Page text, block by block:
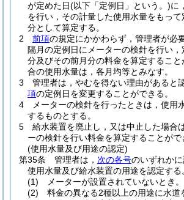
が定めた日(以下「定例日」という。)に
を行い，その計量した使用水量をもって
分として算定する。
2
前項の規定にかかわらず，管理者が必
隔月の定例日にメーターの検針を行い，
分及びその前月分の料金を算定すること
合の使用水量は，各月均等とみなす。
3
管理者は，やむを得ない理由があると
項の定例日を変更することができる。
4
メーターの検針を行ったときは，使用
するものとする。
5
給水装置を廃止し，又は中止した場合
ーの検針を行い料金を算定することがで
(使用水量及び用途の認定)
第35条
管理者は， 次の各号のいずれかに
使用水量及び給水装置の用途を認定する
(1)
メーターが設置されていないとき。
(2)
料金の異なる2種以上の用途に水道